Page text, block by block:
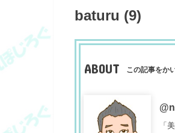
baturu (9)
ABOUT この記事をか
「